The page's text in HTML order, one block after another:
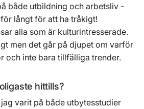
både utbildning och arbetsliv -
långt för att ha tråkigt!
alla som är kulturintresserade.
men det går på djupet om varför
och inte bara tillfälliga trender.
hittills?
varit på både utbytesstudier